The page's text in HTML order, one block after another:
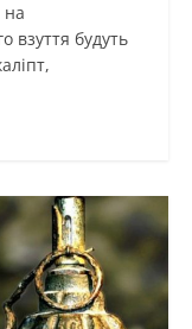
на
взуття будуть